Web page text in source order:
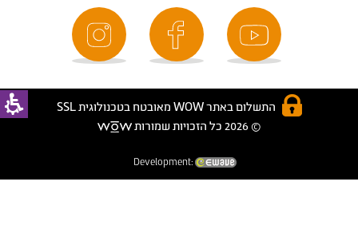
התשלום באתר WOW מאובטח בטכנולוגית SSL
© 2026 כל הזכויות שמורות
Development: